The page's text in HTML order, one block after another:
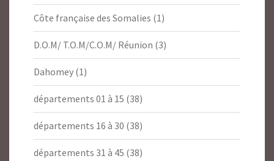
Côte française des Somalies (1)
D.O.M/ T.O.M/C.O.M/ Réunion (3)
Dahomey (1)
départements 01 à 15 (38)
départements 16 à 30 (38)
départements 31 à 45 (38)